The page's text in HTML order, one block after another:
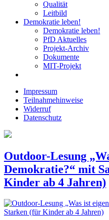
Qualität
Leitbild
Demokratie leben!
Demokratie leben!
PfD Aktuelles
Projekt-Archiv
Dokumente
MIT-Projekt
Impressum
Teilnahmehinweise
Widerruf
Datenschutz
Outdoor-Lesung
Demokratie?“ mit
Kinder ab 4 Jahren)